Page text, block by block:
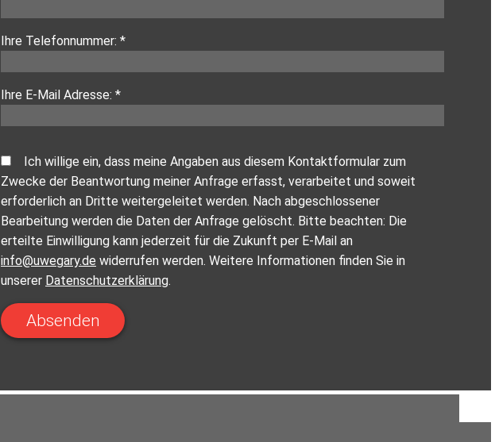
Ihre Telefonnummer: *
Ihre E-Mail Adresse: *
Ich willige ein, dass meine Angaben aus diesem Kontaktformular zum
Zwecke der Beantwortung meiner Anfrage erfasst, verarbeitet und soweit
erforderlich an Dritte weitergeleitet werden. Nach abgeschlossener
Bearbeitung werden die Daten der Anfrage gelöscht. Bitte beachten: Die
erteilte Einwilligung kann jederzeit für die Zukunft per E-Mail an
info@uwegary.de widerrufen werden. Weitere Informationen finden Sie in
unserer Datenschutzerklärung.